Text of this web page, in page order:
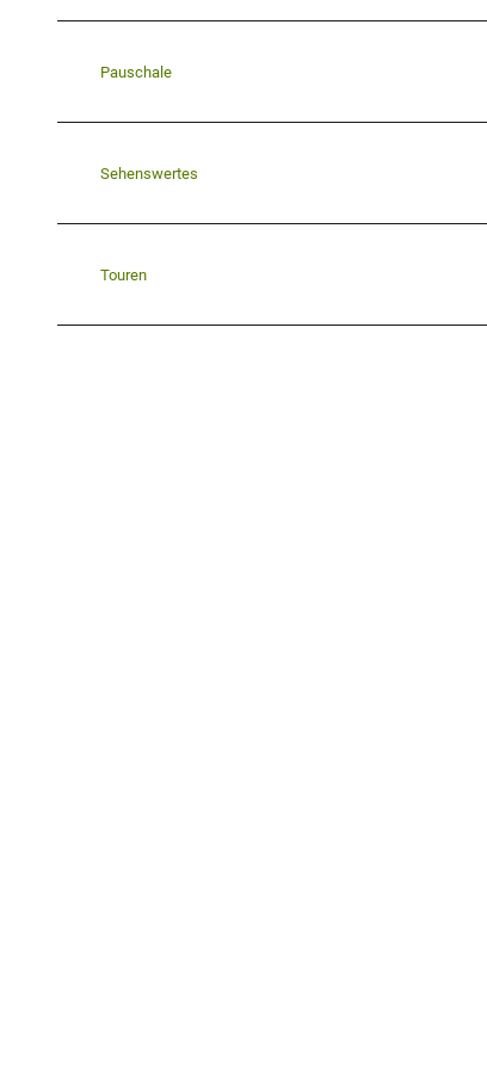
Pauschale
Sehenswertes
Touren